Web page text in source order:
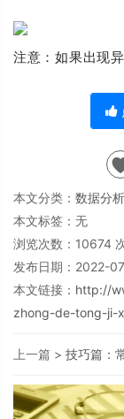
注意：如果出现
本文分类： 数据分析
本文标签：无
浏览次数： 10674
发布日期：2022-
本文链接： http://
zhong-de-tong-ji-
上一篇 > 技巧篇：